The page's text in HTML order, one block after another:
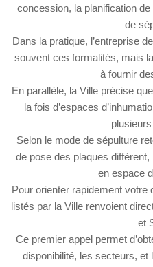
concession, la planification
de
Dans la pratique, l’entreprise
souvent ces formalités, mais
à fournir
En parallèle, la Ville précise
la fois d’espaces
Selon le mode de sépulture
de pose des plaques
en espace
Pour orienter rapidement
listés par la Ville renvoient
et
Ce premier appel permet
disponibilité, les secteurs, et